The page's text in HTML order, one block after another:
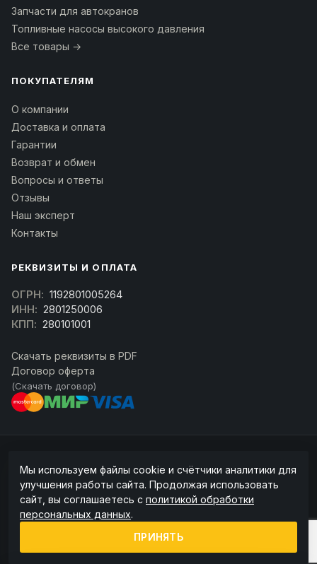
Запчасти для автокранов
Топливные насосы высокого давления
Все товары →
ПОКУПАТЕЛЯМ
О компании
Доставка и оплата
Гарантии
Возврат и обмен
Вопросы и ответы
Отзывы
Наш эксперт
Контакты
РЕКВИЗИТЫ И ОПЛАТА
ОГРН: 1192801005264
ИНН: 2801250006
КПП: 280101001
Скачать реквизиты в PDF
Договор оферта
(Скачать договор)
ссылка на источник обязательна.
Информация на сайте не является публичной офертой (ст. 437 ГК РФ).
Точную стоимость и наличие уточняйте у менеджера.
Политика конфиденциальности
Пользовательское соглашение
Мы используем файлы cookie и счётчики аналитики для
улучшения работы сайта. Продолжая использовать
сайт, вы соглашаетесь с политикой обработки
персональных данных.
ПРИНЯТЬ